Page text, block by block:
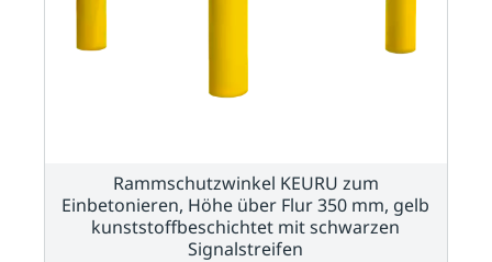
Rammschutzwinkel KEURU zum
Einbetonieren, Höhe über Flur 350 mm, gelb
kunststoffbeschichtet mit schwarzen
Signalstreifen